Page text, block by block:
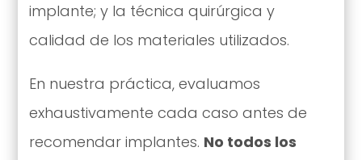
implante; y la técnica quirúrgica y
calidad de los materiales utilizados.
En nuestra práctica, evaluamos
exhaustivamente cada caso antes de
recomendar implantes. No todos los